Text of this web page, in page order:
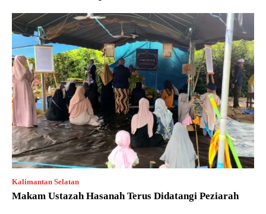
Kalimantan Selatan
Makam Ustazah Hasanah Terus Didatangi Peziarah